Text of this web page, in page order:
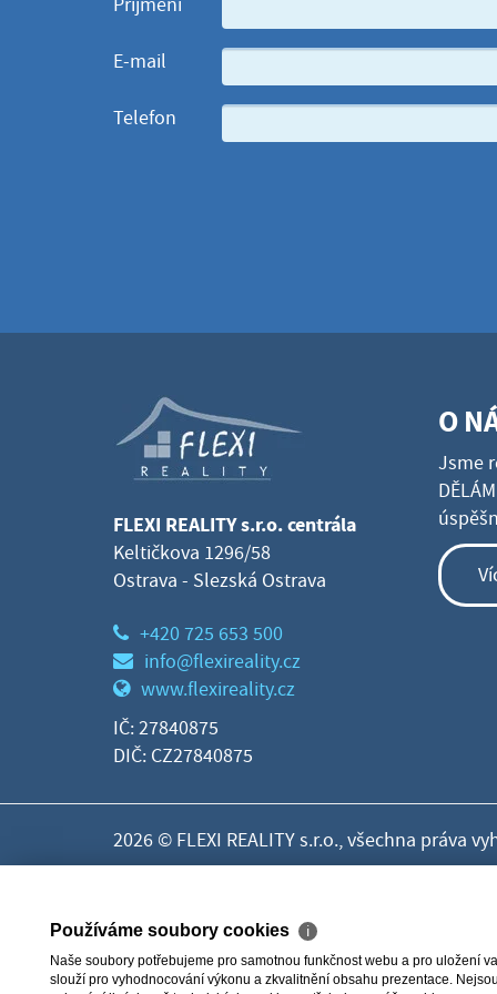
E-mail
Telefon
FLEXI REALITY s.r.o. centrála
Keltičkova 1296/58
Ostrava - Slezská Ostrava
+420 725 653 500
info@flexireality.cz
www.flexireality.cz
IČ: 27840875
DIČ: CZ27840875
O
Jsme
2026 © FLEXI REALITY s.r.o., všechna práva
Používáme soubory cookies ℹ
Naše soubory potřebujeme pro samotnou funkčnost webu a pro uložení
slouží pro vyhodnocování výkonu a zkvalitnění obsahu prezentace.